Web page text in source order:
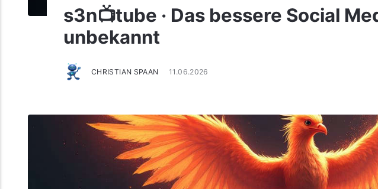
s3n📺tube · Das bessere Social
unbekannt
CHRISTIAN SPAAN 11.06.2026